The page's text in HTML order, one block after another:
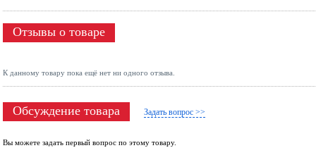
Отзывы о товаре
К данному товару пока ещё нет ни одного отзыва.
Обсуждение товара Задать вопрос >>
Вы можете задать первый вопрос по этому товару.